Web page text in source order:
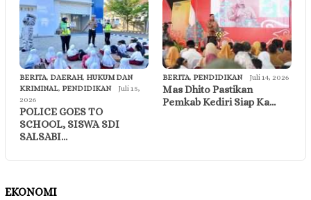
BERITA, DAERAH, HUKUM DAN
KRIMINAL, PENDIDIKAN
Juli 15,
2026
POLICE GOES TO
SCHOOL, SISWA SDI
SALSABI…
BERITA, PENDIDIKAN Juli 14, 2026
Mas Dhito Pastikan
Pemkab Kediri Siap Ka…
EKONOMI